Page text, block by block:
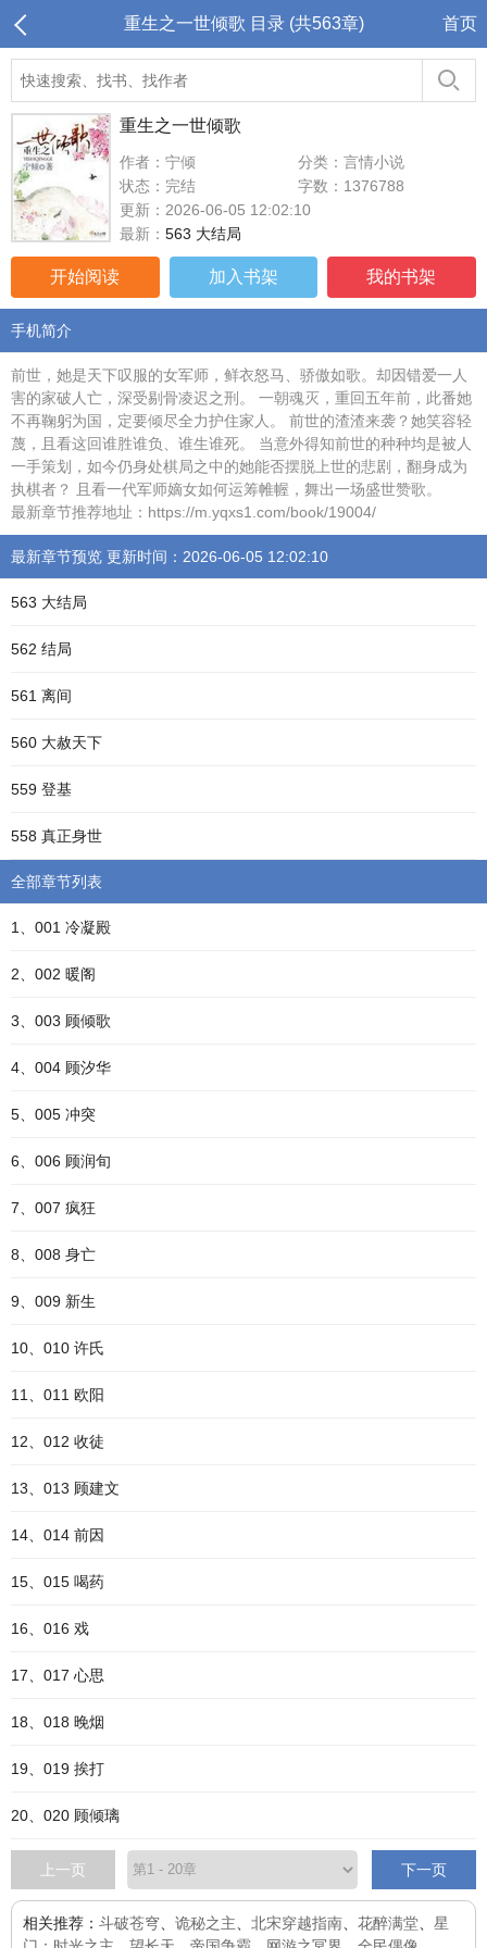
重生之一世倾歌 目录 (共563章) 首页
重生之一世倾歌
作者：宁倾
分类：言情小说
状态：完结
字数：1376788
更新：2026-06-05 12:02:10
最新： 563 大结局
开始阅读 加入书架 我的书架
手机简介
前世，她是天下叹服的女军师，鲜衣怒马、骄傲如歌。却因错爱一人
害的家破人亡，深受剔骨凌迟之刑。 一朝魂灭，重回五年前，此番她
不再鞠躬为国，定要倾尽全力护住家人。 前世的渣渣来袭？她笑容轻
蔑，且看这回谁胜谁负、谁生谁死。 当意外得知前世的种种均是被人
一手策划，如今仍身处棋局之中的她能否摆脱上世的悲剧，翻身成为
执棋者？ 且看一代军师嫡女如何运筹帷幄，舞出一场盛世赞歌。
最新章节推荐地址：https://m.yqxs1.com/book/19004/
最新章节预览 更新时间：2026-06-05 12:02:10
563 大结局
562 结局
561 离间
560 大赦天下
559 登基
558 真正身世
全部章节列表
1、001 冷凝殿
2、002 暖阁
3、003 顾倾歌
4、004 顾汐华
5、005 冲突
6、006 顾润旬
7、007 疯狂
8、008 身亡
9、009 新生
10、010 许氏
11、011 欧阳
12、012 收徒
13、013 顾建文
14、014 前因
15、015 喝药
16、016 戏
17、017 心思
18、018 晚烟
19、019 挨打
20、020 顾倾璃
上一页 下一页
相关推荐： 斗破苍穹 诡秘之主 北宋穿越指南 花醉满堂
星